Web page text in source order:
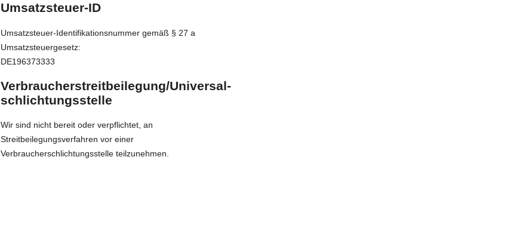
Umsatzsteuer-ID
Umsatzsteuer-Identifikationsnummer gemäß § 27 a
Umsatzsteuergesetz:
DE196373333
Verbraucher­streit­beilegung/Universal­
schlichtungs­stelle
Wir sind nicht bereit oder verpflichtet, an
Streitbeilegungsverfahren vor einer
Verbraucherschlichtungsstelle teilzunehmen.